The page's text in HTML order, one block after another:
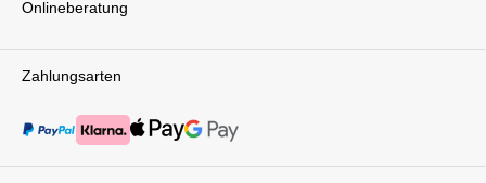
Zahlungsarten
Onlineberatung